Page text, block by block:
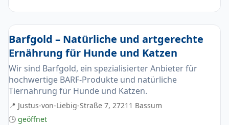
Barfgold – Natürliche und artgerechte
Ernährung für Hunde und Katzen
Wir sind Barfgold, ein spezialisierter Anbieter für
hochwertige BARF-Produkte und natürliche
Tiernahrung für Hunde und Katzen.
📍 Justus-von-Liebig-Straße 7, 27211 Bassum
🕒 geöffnet